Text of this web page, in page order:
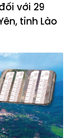
với 29
tỉnh Lào